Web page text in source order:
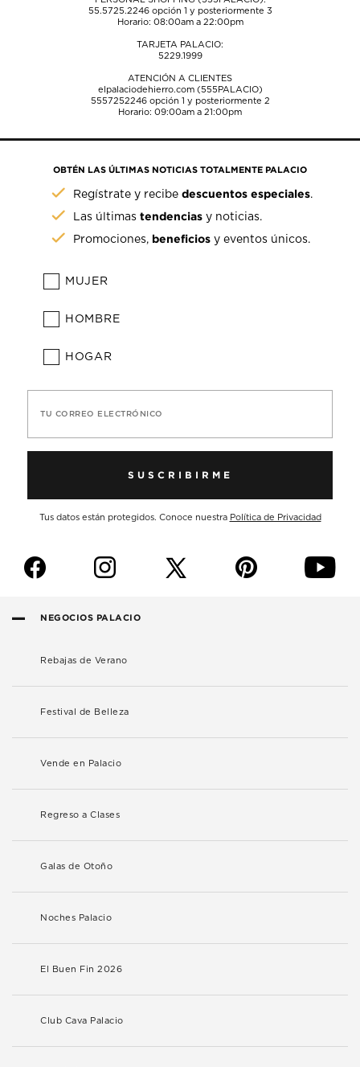
55.5725.2246opción 1 y posteriormente 3
Horario: 08:00am a 22:00pm
TARJETA PALACIO:
5229.1999
ATENCIÓN A CLIENTES
elpalaciodehierro.com (555PALACIO)
5557252246opción 1 y posteriormente 2
Horario: 09:00am a 21:00pm
OBTÉN LAS ÚLTIMAS NOTICIAS TOTALMENTE PALACIO
Regístrate y recibedescuentos especiales.
Las últimastendencias y noticias.
Promociones, beneficios y eventos únicos.
MUJER
HOMBRE
HOGAR
TU CORREO ELECTRÓNICO
SUSCRIBIRME
Tus datos están protegidos. Conoce nuestra Política de Privacidad
f i p y
NEGOCIOS PALACIO
Rebajas de Verano
Festival de Belleza
Vende en Palacio
Regreso a Clases
Galas de Otoño
Noches Palacio
El Buen Fin 2026
Club Cava Palacio